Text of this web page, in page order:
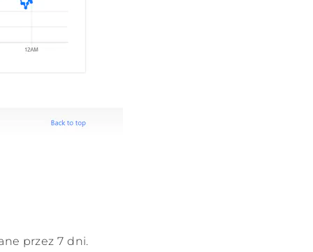
przez 7 dni.